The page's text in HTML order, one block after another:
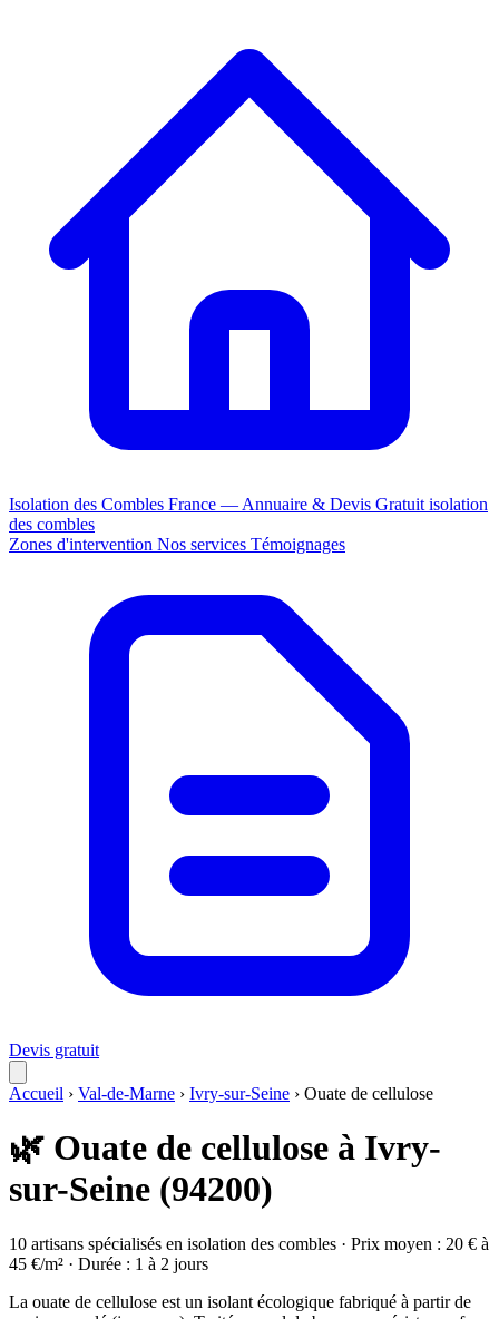
Isolation des Combles France — Annuaire & Devis Gratuit isolation
des combles
Zones d'intervention Nos services Témoignages
Devis gratuit
Accueil › Val-de-Marne › Ivry-sur-Seine › Ouate de cellulose
🌿 Ouate de cellulose à Ivry-
sur-Seine (94200)
10 artisans spécialisés en isolation des combles · Prix moyen : 20 € à
45 €/m² · Durée : 1 à 2 jours
La ouate de cellulose est un isolant écologique fabriqué à partir de